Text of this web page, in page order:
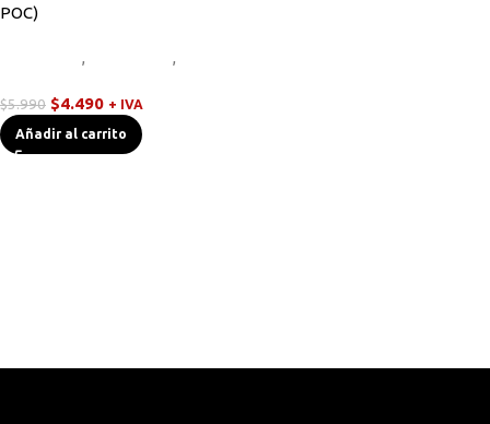
POC)
, ,
$5.990 $4.490 + IVA
Añadir al carrito